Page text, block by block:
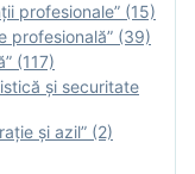
profesionale” (15)
profesională” (39)
(117)
și securitate
și azil” (2)